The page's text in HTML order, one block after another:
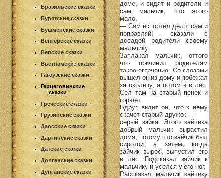
Бразильские сказки
Бурятские сказки
Бушменские сказки
Венгерские сказки
Вепские сказки
Вьетнамские сказки
Гагаузские сказки
Герцеговинские
сказки
Греческие сказки
Грузинские сказки
Даосские сказки
Даргинские сказки
Датские сказки
Долганские сказки
Дунганские сказки
доме, и видят и родители и
сам мальчик, что этого
мало.
— Сам испортил дело, сам и
поправляй!— сказали с
досадой родители своему
мальчику.
Заплакал мальчик, оттого
что причинил родителям
такое огорчение. Со слезами
вышел он из дому и побежал
за околицу, а потом и в лес.
Сел там на старый пенек и
горюет.
Вдруг видит он, что к нему
скачет старый дружок —
серый зайка. Этого зайчика
добрый мальчик вырастил
дома, потому что зайчик был
сиротой, а затем, когда
зайчик вырос, выпустил его
в лес. Подскакал зайчик к
мальчику и уселся у его ног.
Рассказал мальчик зайчику